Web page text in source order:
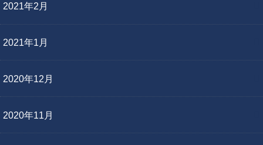
2021年2月
2021年1月
2020年12月
2020年11月